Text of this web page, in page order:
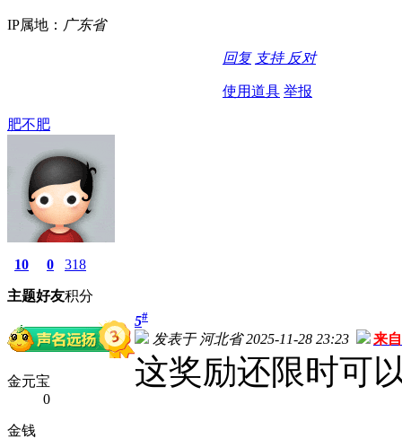
IP属地： 广东省
回复 支持 反对
使用道具 举报
肥不肥
10
主题
0
好友
318
积分
金元宝
0
金钱
5#
发表于 河北省 2025-11-28 23:23 来
这奖励还限时可